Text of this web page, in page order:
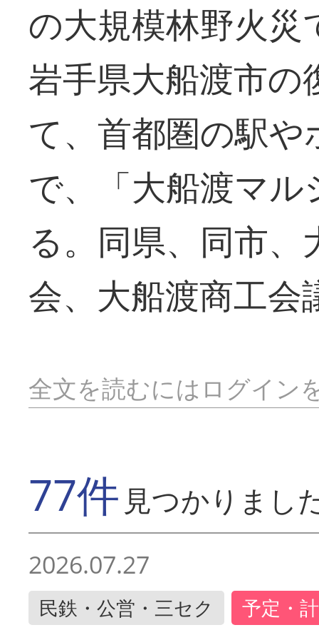
の大規模林野火
岩手県大船渡市
て、首都圏の駅
で、「大船渡マ
る。同県、同市
会、大船渡商工会
全文を読むにはログイン
77件 見つかりまし
2026.07.27
民鉄・公営・三セク 予定・